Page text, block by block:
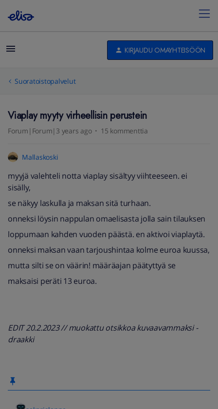
KIRJAUDU OMAYHTEISÖÖN
Suoratoistopalvelut
Viaplay myyty virheellisin perustein
Forum|Forum|3 years ago 15 kommenttia
Mallaskoski
myyjä valehteli notta viaplay sisältyy viihteeseen. ei
sisälly,
se näkyy laskulla ja maksan sitä turhaan.
onneksi löysin nappulan omaelisasta jolla sain tilauksen
loppumaan kahden vuoden päästä. en aktivoi viaplaytä.
onneksi maksan vaan tarjoushintaa kolme euroa kuussa,
mutta silti se on väärin! määräajan päätyttyä se
maksaisi peräti 13 euroa.
EDIT 20.2.2023 // muokattu otsikkoa kuvaavammaksi -
draakki